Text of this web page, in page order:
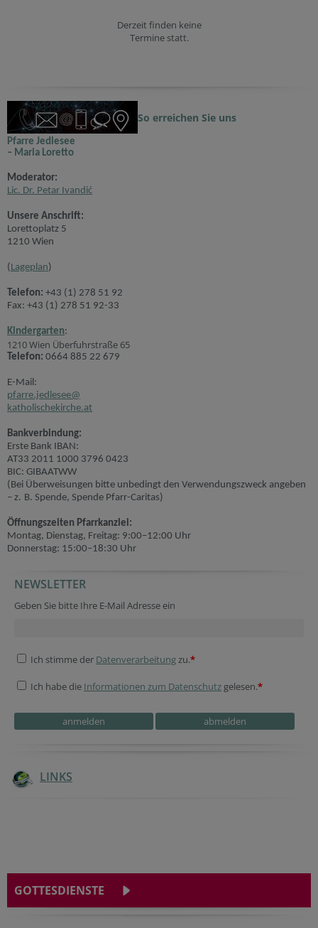
Derzeit finden keine
Termine statt.
So erreichen Sie uns
Pfarre Jedlesee
– Maria Loretto
Moderator:
Lic. Dr. Petar Ivandić
Unsere Anschrift:
Lorettoplatz 5
1210 Wien
(Lageplan)
Telefon: +43 (1) 278 51 92
Fax: +43 (1) 278 51 92-33
Kindergarten:
1210 Wien Überfuhrstraße 65
Telefon: 0664 885 22 679
E-Mail:
pfarre.jedlesee@
katholischekirche.at
Bankverbindung:
Erste Bank IBAN:
AT33 2011 1000 3796 0423
BIC: GIBAATWW
(Bei Überweisungen bitte unbedingt den Verwendungszweck angeben
– z. B. Spende, Spende Pfarr-Caritas)
Öffnungszeiten Pfarrkanzlei:
Montag, Dienstag, Freitag: 9:00–12:00 Uhr
Donnerstag: 15:00–18:30 Uhr
NEWSLETTER
Geben Sie bitte Ihre E-Mail Adresse ein
Ich stimme der Datenverarbeitungzu.*
Ich habe die Informationen zum Datenschutz gelesen.*
LINKS
GOTTESDIENSTE